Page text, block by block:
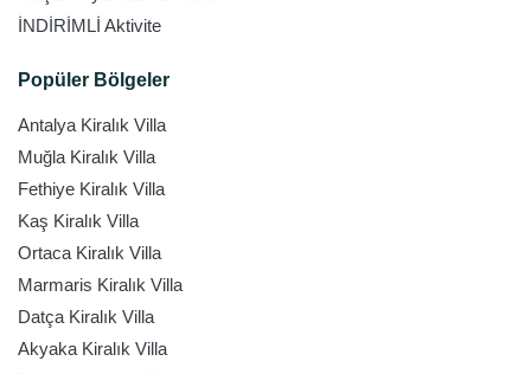
İNDİRİMLİ Aktivite
Popüler Bölgeler
Antalya Kiralık Villa
Muğla Kiralık Villa
Fethiye Kiralık Villa
Kaş Kiralık Villa
Ortaca Kiralık Villa
Marmaris Kiralık Villa
Datça Kiralık Villa
Akyaka Kiralık Villa